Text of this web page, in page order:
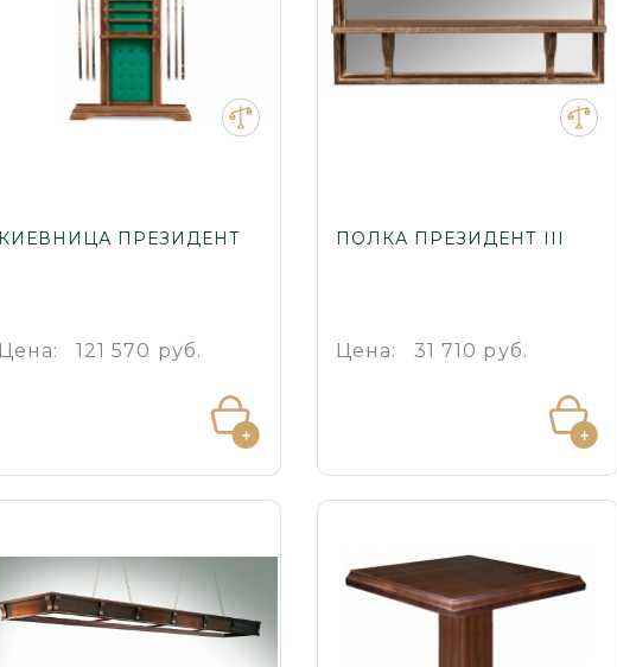
КИЕВНИЦА ПРЕЗИДЕНТ
Цена: 121 570 руб.
ПОЛКА ПРЕЗИДЕНТ III
Цена: 31 710 руб.